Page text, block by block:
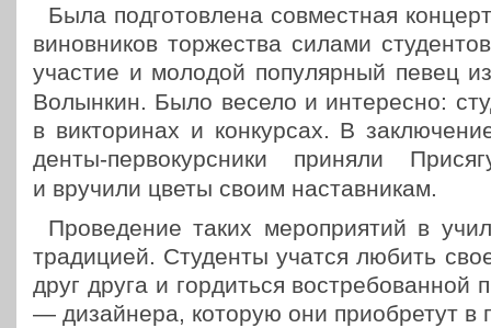
Была под­го­тов­ле­на сов­мест­ная
винов­ни­ков тор­же­ства силами
участие и молодой попу­ляр­ный певец
Волын­кин. Было весело и инте­рес­но:
в вик­то­ри­нах и кон­кур­сах. В
ден­ты-пер­во­курс­ни­ки приняли
и вручили цветы своим наставникам.
Про­ве­де­ние таких меро­при­я­тий в
тра­ди­ци­ей. Сту­ден­ты учатся любить
друг друга и гор­дить­ся вос­тре­бо­ван­ной
— дизай­не­ра, которую они при­об­ре­тут в